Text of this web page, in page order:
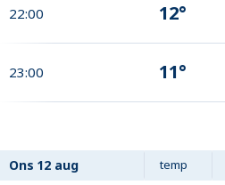
22:00 12°
23:00 11°
Ons 12 aug temp